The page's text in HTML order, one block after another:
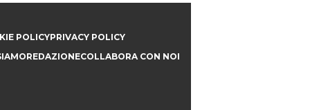
POLICYPRIVACY POLICY
REDAZIONECOLLABORA CON NOI